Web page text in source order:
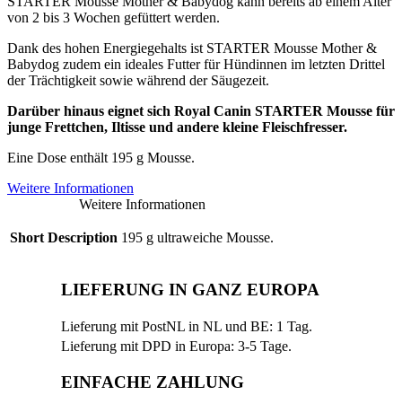
von 2 bis 3 Wochen gefüttert werden.
Dank des hohen Energiegehalts ist STARTER Mousse Mother &
Babydog zudem ein ideales Futter für Hündinnen im letzten Drittel
der Trächtigkeit sowie während der Säugezeit.
Darüber hinaus eignet sich Royal Canin STARTER Mousse für
junge Frettchen, Iltisse und andere kleine Fleischfresser.
Eine Dose enthält 195 g Mousse.
Weitere Informationen
Weitere Informationen
Short Description 195 g ultraweiche Mousse.
LIEFERUNG IN GANZ EUROPA
Lieferung mit PostNL in NL und BE: 1 Tag.
Lieferung mit DPD in Europa: 3-5 Tage.
EINFACHE ZAHLUNG